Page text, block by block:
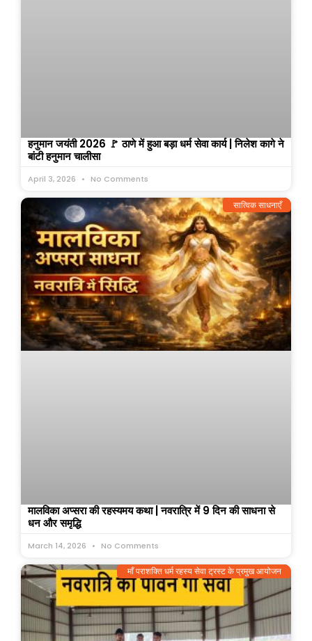
हनुमान जयंती 2026 🚩 ठाणे में हुआ बड़ा धर्म सेवा कार्य | निलेश कागे ने
बांटी हनुमान चालीसा
April 3, 2026 No Comments
सात्विक साधनाएँ
मालविका अप्सरा की रहस्यमय कथा | नवरात्रि में 9 दिन की साधना से
धन और समृद्धि
March 14, 2026 No Comments
माँ पराशक्ति धर्म रहस्य सेवा ट्रस्ट के प्रमुख आयोजन